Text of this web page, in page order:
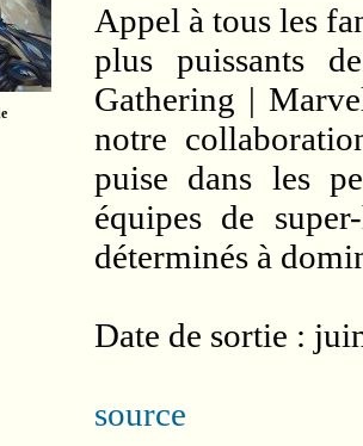
Appel à tous les
plus puissants
Gathering |
notre
puise dans les
équipes de
déterminés à
Date de sortie :
source